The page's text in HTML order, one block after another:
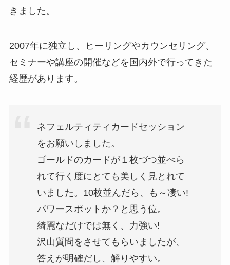
きました。
2007年に独立し、ヒーリングやカウンセリング、
セミナーや講座の開催などを国内外で行ってきた
経歴があります。
ネフェルティティカードセッション
をお願いしました。
ゴールドのカードが１枚づつ並べら
れて行く度にとても美しく見とれて
いました。10枚並んだら、も～凄い!
パワースポットか？と思う位。
綺麗なだけでは無く、力強い!
沢山質問をさせてもらいましたが、
答えが明確だし、解りやすい。